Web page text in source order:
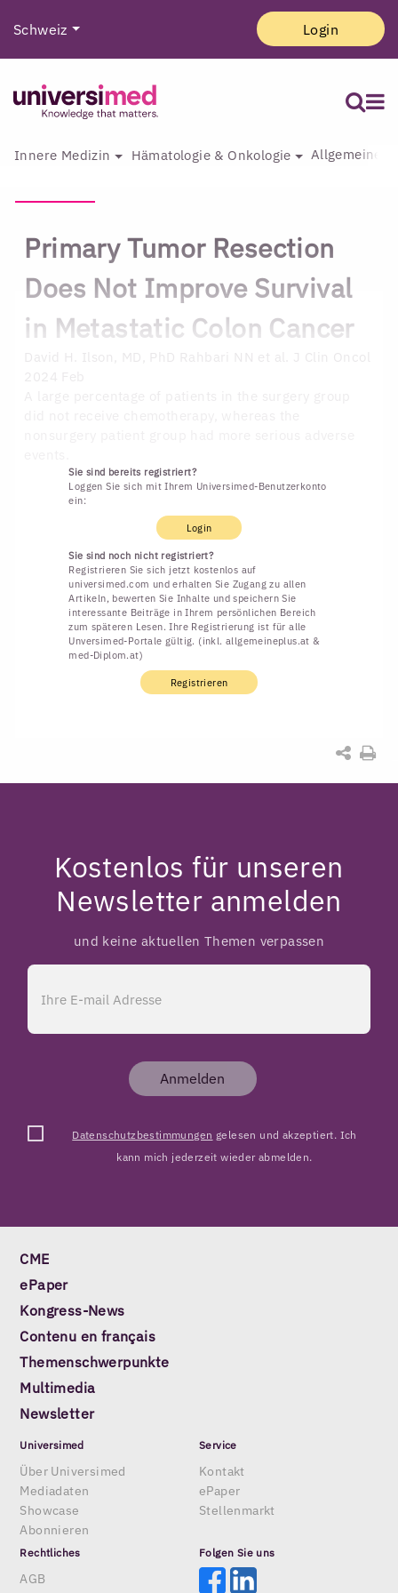
Schweiz Login
Innere Medizin Hämatologie & Onkologie Allgemeine
Primary Tumor Resection
Does Not Improve Survival
in Metastatic Colon Cancer
David H. Ilson, MD, PhD Rahbari NN et al. J Clin Oncol
Sie sind bereits registriert?
Loggen Sie sich mit Ihrem Universimed-Benutzerkonto
ein:
Login
Sie sind noch nicht registriert?
Registrieren Sie sich jetzt kostenlos auf
universimed.com und erhalten Sie Zugang zu allen
Artikeln, bewerten Sie Inhalte und speichern Sie
interessante Beiträge in Ihrem persönlichen Bereich
zum späteren Lesen. Ihre Registrierung ist für alle
Unversimed-Portale gültig. (inkl. allgemeineplus.at &
med-Diplom.at)
Registrieren
Kostenlos für unseren
Newsletter anmelden
und keine aktuellen Themen verpassen
Anmelden
Datenschutzbestimmungen gelesen und akzeptiert. Ich
kann mich jederzeit wieder abmelden.
CME
ePaper
Kongress-News
Contenu en français
Themenschwerpunkte
Multimedia
Newsletter
Universimed
Über Universimed
Mediadaten
Showcase
Abonnieren
Service
Kontakt
ePaper
Stellenmarkt
Rechtliches
AGB
Folgen Sie uns